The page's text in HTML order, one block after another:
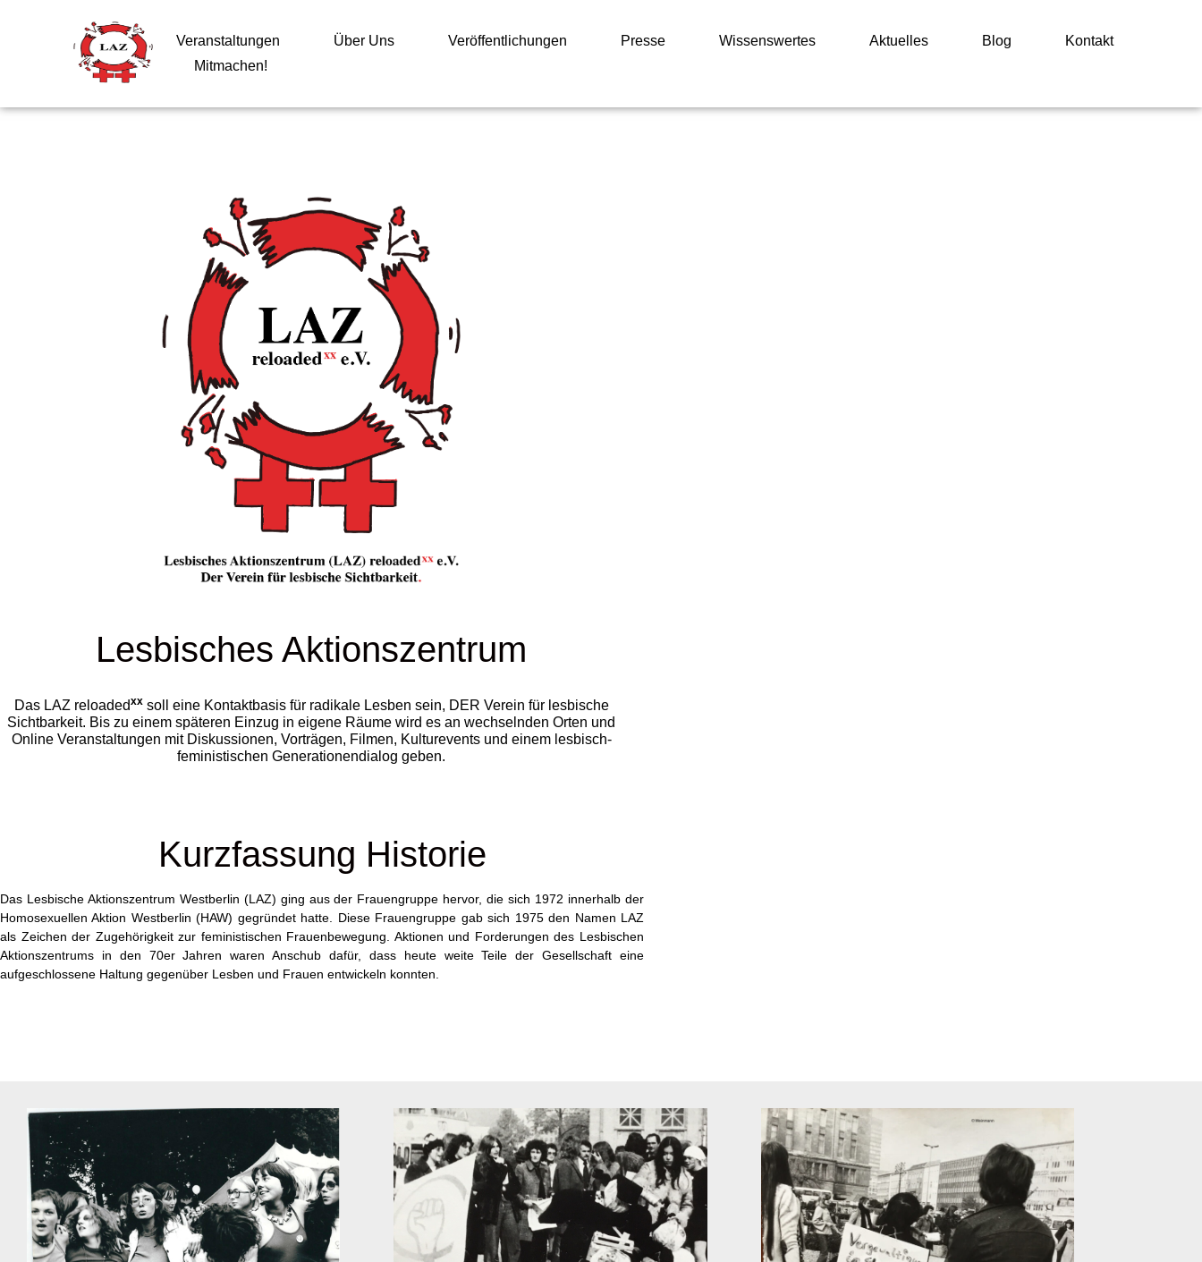
Veranstaltungen Über Uns Veröffentlichungen Presse Wissenswertes Aktuelles Blog
Kontakt
Mitmachen!
Lesbisches Aktionszentrum
Das LAZ reloadedxxsoll eine Kontaktbasis für radikale Lesben sein, DER Verein für lesbische
Sichtbarkeit. Bis zu einem späteren Einzug in eigene Räume wird es an wechselnden Orten und
Online Veranstaltungen mit Diskussionen, Vorträgen, Filmen, Kulturevents und einem lesbisch-
feministischen Generationendialog geben.
Kurzfassung Historie
Das Lesbische Aktionszentrum Westberlin (LAZ) ging aus der Frauengruppe hervor, die sich 1972 innerhalb der
Homosexuellen Aktion Westberlin (HAW) gegründet hatte. Diese Frauengruppe gab sich 1975 den Namen LAZ
als Zeichen der Zugehörigkeit zur feministischen Frauenbewegung. Aktionen und Forderungen des Lesbischen
Aktionszentrums in den 70er Jahren waren Anschub dafür, dass heute weite Teile der Gesellschaft eine
aufgeschlossene Haltung gegenüber Lesben und Frauen entwickeln konnten.